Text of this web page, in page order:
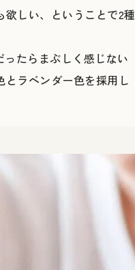
しい、ということで2種
たらまぶしく感じない
ラベンダー色を採用し